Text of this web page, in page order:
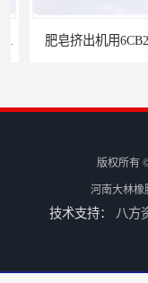
肥皂挤出机用
版权所有
河南大林橡
技术支持： 八方